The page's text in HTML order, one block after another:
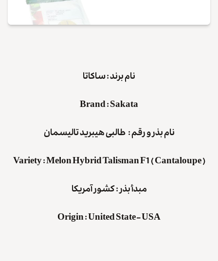
نام برند : ساکاتا
Brand:Sakata
نام بذر و رقم : طالبی هیبرید تالیسمان
Variety:Melon Hybrid Talisman F1 ( Cantaloupe )
مبدأ بذر : کشور آمریکا
Origin:United State – USA